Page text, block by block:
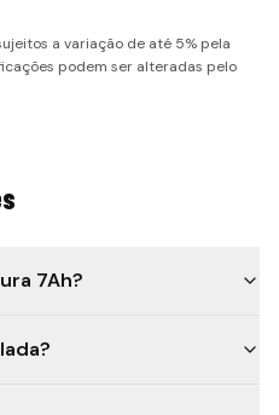
a variação de até 5% pela
podem ser alteradas pelo
7Ah?